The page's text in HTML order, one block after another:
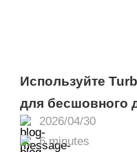
2026/04/30
6 minutes
Используйте
для бесшовного